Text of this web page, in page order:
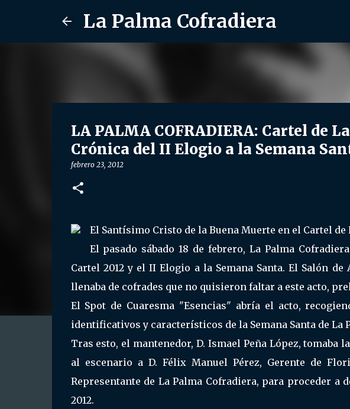
La Palma Cofradiera
LA PALMA COFRADIERA: Cartel de
Crónica del II Elogio a la Semana
febrero 23, 2012
El Santísimo Cristo de la Buena Muerte en el Cartel de
El pasado sábado 18 de febrero, La Palma
Cartel 2012 y el II Elogio a la Semana Santa. El Salón
llenaba de cofrades que no quisieron faltar a este acto,
El Spot de Cuaresma "Esencias" abría el acto,
identificativos y característicos de la Semana Santa de La
Tras esto, el mantenedor, D. Ismael Peña López, tomaba
al escenario a D. Félix Manuel Pérez, Gerente de
Representante de La Palma Cofradiera, para proceder a
2012.